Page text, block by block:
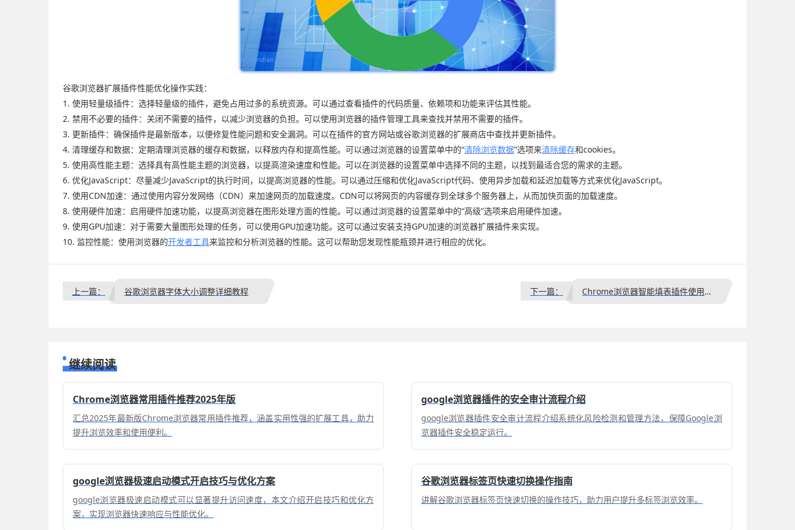
谷歌浏览器扩展插件性能优化操作实践：
1. 使用轻量级插件：选择轻量级的插件，避免占用过多的系统资源。可以通过查看插件的代码质量、依赖项和功能来评估其性能。
2. 禁用不必要的插件：关闭不需要的插件，以减少浏览器的负担。可以使用浏览器的插件管理工具来查找并禁用不需要的插件。
3. 更新插件：确保插件是最新版本，以便修复性能问题和安全漏洞。可以在插件的官方网站或谷歌浏览器的扩展商店中查找并更新插件。
4. 清理缓存和数据：定期清理浏览器的缓存和数据，以释放内存和提高性能。可以通过浏览器的设置菜单中的“清除浏览数据”选项来清除缓存和cookies。
5. 使用高性能主题：选择具有高性能主题的浏览器，以提高渲染速度和性能。可以在浏览器的设置菜单中选择不同的主题，以找到最适合您的需求的主题。
6. 优化JavaScript：尽量减少JavaScript的执行时间，以提高浏览器的性能。可以通过压缩和优化JavaScript代码、使用异步加载和延迟加载等方式来优化JavaScript。
7. 使用CDN加速：通过使用内容分发网络（CDN）来加速网页的加载速度。CDN可以将网页的内容缓存到全球多个服务器上，从而加快页面的加载速度。
8. 使用硬件加速：启用硬件加速功能，以提高浏览器在图形处理方面的性能。可以通过浏览器的设置菜单中的“高级”选项来启用硬件加速。
9. 使用GPU加速：对于需要大量图形处理的任务，可以使用GPU加速功能。这可以通过安装支持GPU加速的浏览器扩展插件来实现。
10. 监控性能：使用浏览器的开发者工具来监控和分析浏览器的性能。这可以帮助您发现性能瓶颈并进行相应的优化。
上一篇： 谷歌浏览器字体大小调整详细教程 下一篇： Chrome浏览器智能填表插件使用操作技巧
继续阅读
Chrome浏览器常用插件推荐2025年版
汇总2025年最新版Chrome浏览器常用插件推荐，涵盖实用性强的扩展工具，助力
提升浏览效率和使用便利。
google浏览器插件的安全审计流程介绍
google浏览器插件安全审计流程介绍系统化风险检测和管理方法，保障Google浏
览器插件安全稳定运行。
google浏览器极速启动模式开启技巧与优化方案
google浏览器极速启动模式可以显著提升访问速度，本文介绍开启技巧和优化方
案，实现浏览器快速响应与性能优化。
谷歌浏览器标签页快速切换操作指南
讲解谷歌浏览器标签页快速切换的操作技巧，助力用户提升多标签浏览效率。